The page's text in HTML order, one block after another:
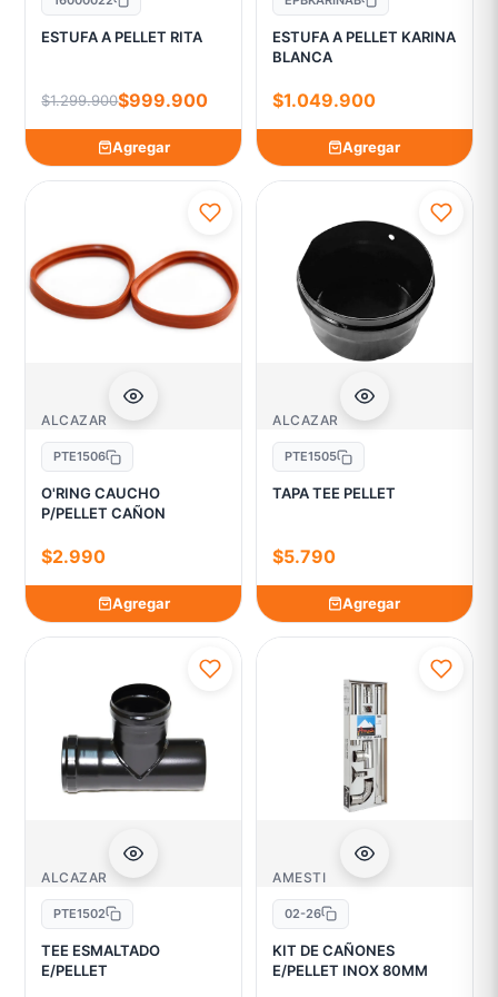
ESTUFA A PELLET RITA
$1.299.900$999.900
Agregar
ESTUFA A PELLET KARINA
BLANCA
$1.049.900
Agregar
ALCAZAR
PTE1506
O'RING CAUCHO
P/PELLET CAÑON
$2.990
Agregar
ALCAZAR
PTE1505
TAPA TEE PELLET
$5.790
Agregar
ALCAZAR
PTE1502
TEE ESMALTADO
E/PELLET
AMESTI
02-26
KIT DE CAÑONES
E/PELLET INOX 80MM